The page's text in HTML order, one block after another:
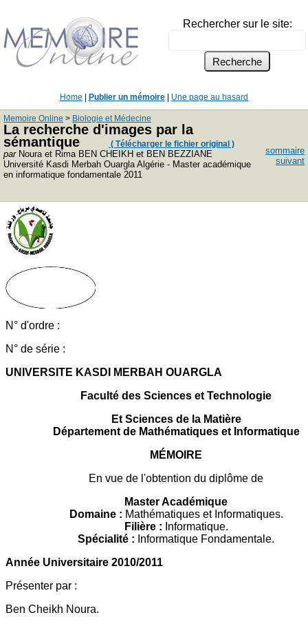
Rechercher sur le site:
Home Publier un mémoire Une page au hasard
Memoire Online > Biologie et Médecine
La recherche d'images par la
sémantique
( Télécharger le fichier original )
parNoura et Rima BEN CHEIKH et BEN BEZZIANE
Université Kasdi Merbah Ouargla Algérie - Master académique
en informatique fondamentale 2011
sommaire
suivant
N° d'ordre :
N° de série :
UNIVERSITE KASDI MERBAH OUARGLA
Faculté des Sciences et Technologie
Et Sciences de la Matière
Département de Mathématiques et Informatique
MÉMOIRE
En vue de l'obtention du diplôme de
Master Académique
Domaine : Mathématiques et Informatiques.
Filière : Informatique.
Spécialité : Informatique Fondamentale.
Année Universitaire 2010/2011
Présenter par :
Ben Cheikh Noura.